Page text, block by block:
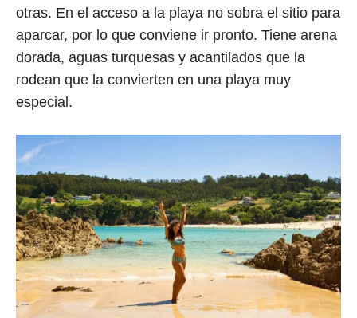
otras. En el acceso a la playa no sobra el sitio para
aparcar, por lo que conviene ir pronto. Tiene arena
dorada, aguas turquesas y acantilados que la
rodean que la convierten en una playa muy
especial.